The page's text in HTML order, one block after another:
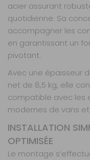
acier assurant
quotidienne. Sa
accompagner les
en garantissant un
pivotant.
Avec une épaisseur
net de 8,5 kg, elle
compatible avec les
modernes de vans
INSTALLATION
OPTIMISÉE
Le montage